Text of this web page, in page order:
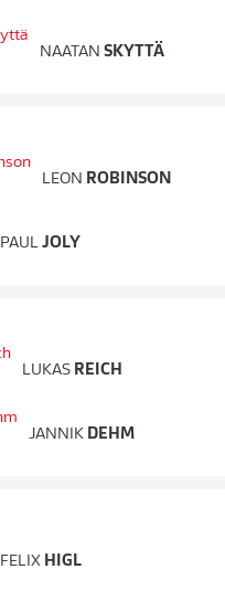
NAATAN SKYTTÄ
LEON ROBINSON
PAUL JOLY
LUKAS REICH
JANNIK DEHM
FELIX HIGL